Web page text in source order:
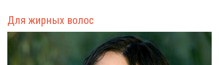
Для жирных волос